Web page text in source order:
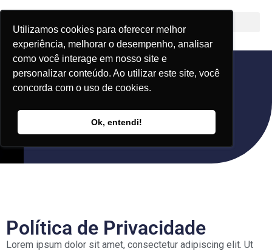
Utilizamos cookies para oferecer melhor
experiência, melhorar o desempenho, analisar
como você interage em nosso site e
personalizar conteúdo. Ao utilizar este site, você
concorda com o uso de cookies.
Ok, entendi!
Utilizamos cookies para oferecer melhor
experiência, melhorar o desempenho, analisar
como você interage em nosso site e
personalizar conteúdo. Ao utilizar este site, você
concorda com o uso de cookies.
Ok, entendi!
Política de Privacidade
Home Política de Privacidade
Política de Privacidade
Lorem ipsum dolor sit amet, consectetur adipiscing elit. Ut